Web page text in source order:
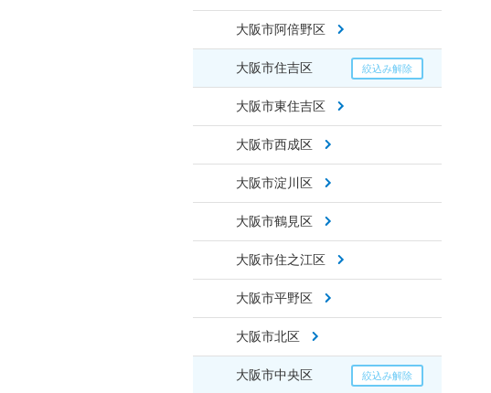
大阪市阿倍野区
大阪市住吉区
大阪市東住吉区
大阪市西成区
大阪市淀川区
大阪市鶴見区
大阪市住之江区
大阪市平野区
大阪市北区
大阪市中央区